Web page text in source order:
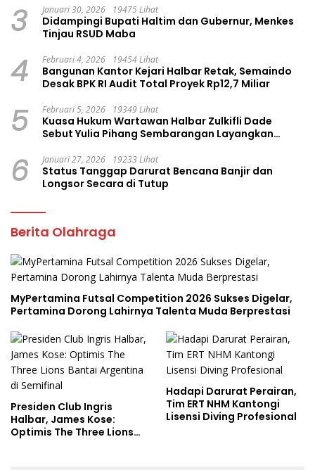
3 Januari 30, 2026 19475 Lihat
Didampingi Bupati Haltim dan Gubernur, Menkes
Tinjau RSUD Maba
4 Februari 4, 2026 19454 Lihat
Bangunan Kantor Kejari Halbar Retak, Semaindo
Desak BPK RI Audit Total Proyek Rp12,7 Miliar
5 Februari 5, 2026 19349 Lihat
Kuasa Hukum Wartawan Halbar Zulkifli Dade
Sebut Yulia Pihang Sembarangan Layangkan
6 Januari 27, 2026 19233 Lihat
Status Tanggap Darurat Bencana Banjir dan
Longsor Secara di Tutup
Berita Olahraga
MyPertamina Futsal Competition 2026 Sukses Digelar,
Pertamina Dorong Lahirnya Talenta Muda Berprestasi
Presiden Club Ingris
Halbar, James Kose:
Optimis The Three Lions
Hadapi Darurat Perairan,
Tim ERT NHM Kantongi
Lisensi Diving Profesional